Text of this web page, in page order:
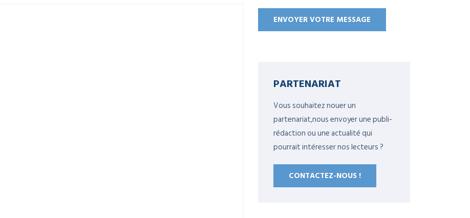
PARTENARIAT
Vous souhaitez nouer un
partenariat,nous envoyer une publi-
rédaction ou une actualité qui
pourrait intéresser nos lecteurs ?
CONTACTEZ-NOUS !